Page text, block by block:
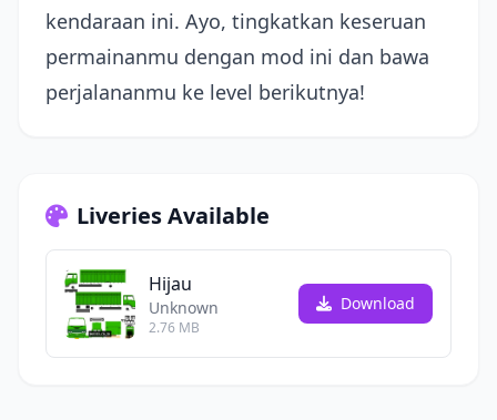
kendaraan ini. Ayo, tingkatkan keseruan
permainanmu dengan mod ini dan bawa
perjalananmu ke level berikutnya!
Liveries Available
Hijau
Unknown
2.76 MB
Download